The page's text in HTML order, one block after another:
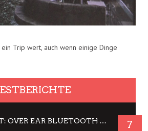
ein Trip wert, auch wenn einige Dinge
JBL TUNE 720BT: OVER EAR BLUETOOTH KOPFHÖRER UM DIE 50,-€ IM DAUER-TEST 7